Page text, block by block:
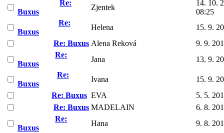
Re:
Buxus
Zjentek
14. 10.
08:25
Re:
Buxus
Helena
15. 9.
Re: Buxus Alena Reková
9. 9.
Re:
Buxus
Jana
13. 9.
Re:
Buxus
Ivana
15. 9.
Re: Buxus EVA
5. 5.
Re: Buxus MADELAIN
6. 8.
Re:
Buxus
Hana
9. 8.